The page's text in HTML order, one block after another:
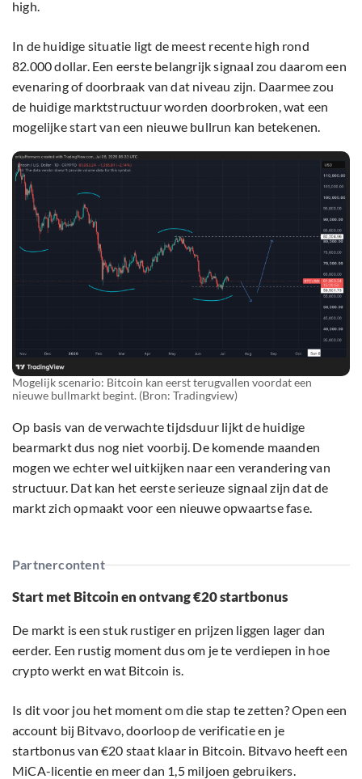
high.
In de huidige situatie ligt de meest recente high rond
82.000 dollar. Een eerste belangrijk signaal zou daarom een
evenaring of doorbraak van dat niveau zijn. Daarmee zou
de huidige marktstructuur worden doorbroken, wat een
mogelijke start van een nieuwe bullrun kan betekenen.
Mogelijk scenario: Bitcoin kan eerst terugvallen voordat een
nieuwe bullmarkt begint. (Bron: Tradingview)
Op basis van de verwachte tijdsduur lijkt de huidige
bearmarkt dus nog niet voorbij. De komende maanden
mogen we echter wel uitkijken naar een verandering van
structuur. Dat kan het eerste serieuze signaal zijn dat de
markt zich opmaakt voor een nieuwe opwaartse fase.
Partnercontent
Start met Bitcoin en ontvang €20 startbonus
De markt is een stuk rustiger en prijzen liggen lager dan
eerder. Een rustig moment dus om je te verdiepen in hoe
crypto werkt en wat Bitcoin is.
Is dit voor jou het moment om die stap te zetten? Open een
account bij Bitvavo, doorloop de verificatie en je
startbonus van €20 staat klaar in Bitcoin. Bitvavo heeft een
MiCA-licentie en meer dan 1,5 miljoen gebruikers.